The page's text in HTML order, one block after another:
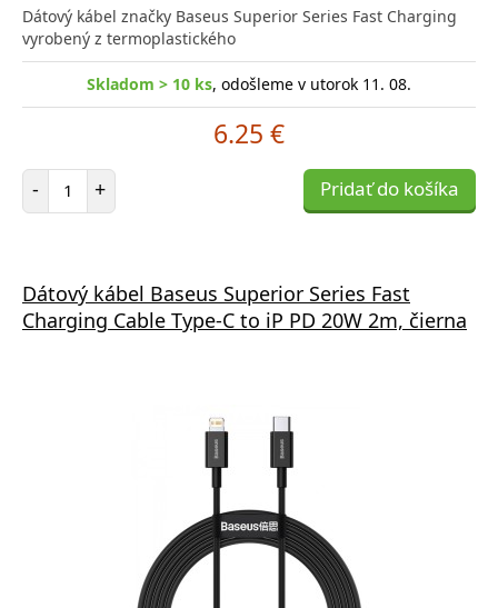
Dátový kábel značky Baseus Superior Series Fast Charging
vyrobený z termoplastického
Skladom > 10 ks, odošleme v utorok 11. 08.
6.25 €
- Počet položiek
+ Pridať do košíka
Dátový kábel Baseus Superior Series Fast
Charging Cable Type-C to iP PD 20W 2m, čierna